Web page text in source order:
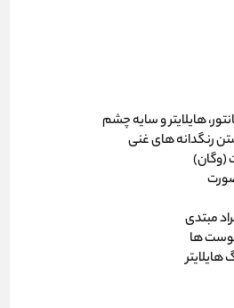
هایلایتر و سایه چشم
رنگدانه های غنی
(وگان)
مبتدی
پوست ها